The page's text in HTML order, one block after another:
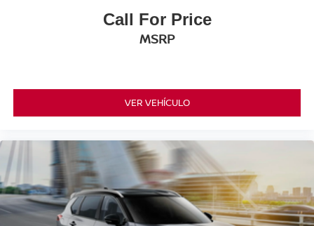
Call For Price
MSRP
VER VEHÍCULO